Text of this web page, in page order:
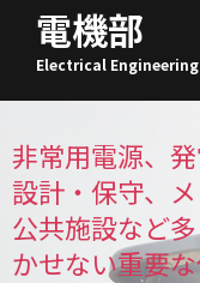
電機部
Electrical Engineering
非常用電源、
設計・保守、
公共施設など
かせない重要